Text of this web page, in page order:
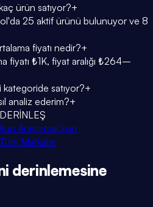
ürün satıyor?+
25 aktif ürünü bulunuyor ve 8
fiyatı nedir?+
fiyatı ₺1K, fiyat aralığı ₺264–
satıyor?+
analiz ederim?+
AraştırmaÜrün
Tüm Markalar
derinlemesine